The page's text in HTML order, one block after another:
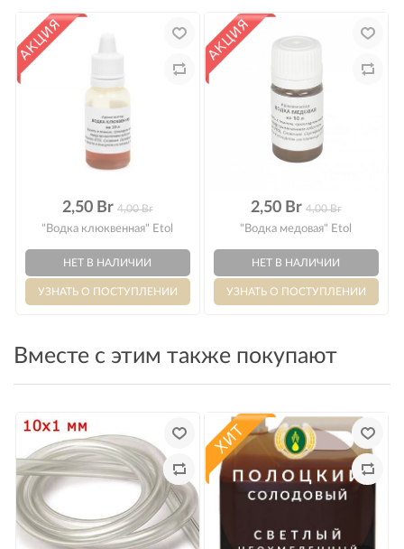
2,50 Br 4,00 Br
"Водка клюквенная" Etol
2,50 Br 4,00 Br
"Водка медовая" Etol
Вместе с этим также покупают